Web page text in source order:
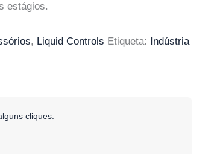
estágios.
, Liquid Controls Etiqueta: Indústria
cliques: